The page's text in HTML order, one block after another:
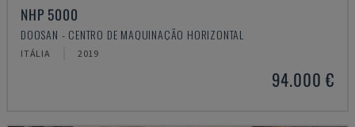
NHP 5000
DOOSAN - CENTRO DE MAQUINAÇÃO HORIZONTAL
ITÁLIA 2019
94.000 €